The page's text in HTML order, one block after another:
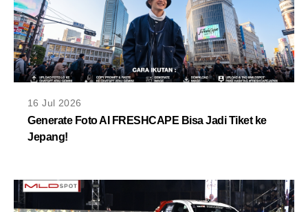
16 Jul 2026
Generate Foto AI FRESHCAPE Bisa Jadi Tiket ke
Jepang!